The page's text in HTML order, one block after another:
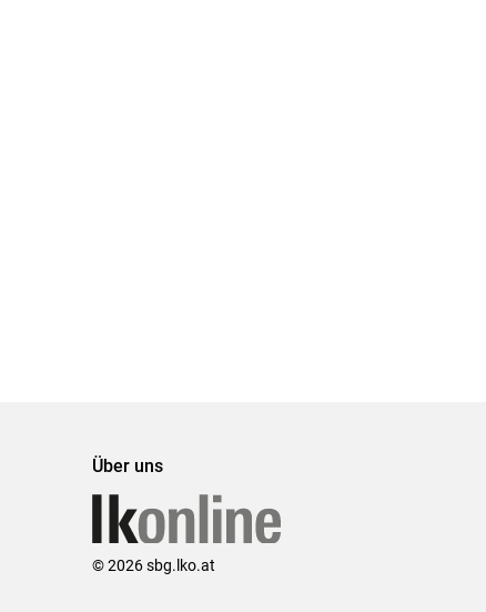
Über uns
© 2026 sbg.lko.at